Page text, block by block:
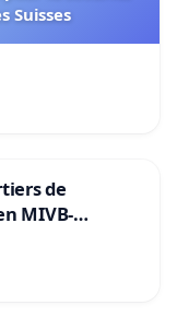
Suisses
de
MIVB-
en Het